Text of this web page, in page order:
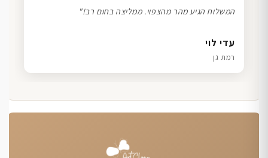
שרון כהן
תל אביב
המשלוח הגיע מהר מהצפוי. ממליצה בחום רב!"
עדי לוי
רמת גן
דנה גל
חיפה
ליאת ויוסי מ.
הוד השרון